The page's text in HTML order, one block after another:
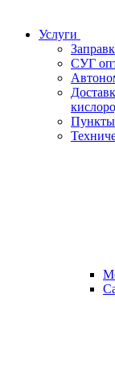
Услуги
СУГ
Пункты